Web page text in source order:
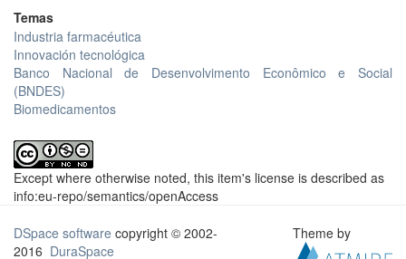
Temas
Industria farmacéutica
Innovación tecnológica
Banco Nacional de Desenvolvimento Econômico e Social
(BNDES)
Biomedicamentos
Except where otherwise noted, this item's license is described as
info:eu-repo/semantics/openAccess
DSpace software copyright © 2002-
2016 DuraSpace
Theme by